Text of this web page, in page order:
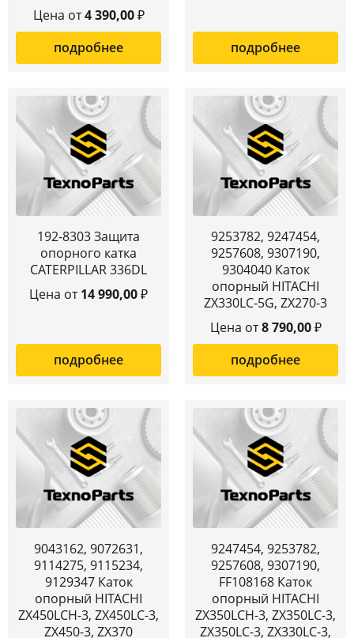
Цена от4 390,00₽
подробнее
подробнее
192-8303 Защита
опорного катка
CATERPILLAR 336DL
Цена от14 990,00₽
подробнее
9253782, 9247454,
9257608, 9307190,
9304040 Каток
опорный HITACHI
ZX330LC-5G, ZX270-3
Цена от8 790,00₽
подробнее
9043162, 9072631,
9114275, 9115234,
9129347 Каток
опорный HITACHI
ZX450LCH-3, ZX450LC-3,
ZX450-3, ZX370
9247454, 9253782,
9257608, 9307190,
FF108168 Каток
опорный HITACHI
ZX350LCH-3, ZX350LC-3,
ZX350LC-3, ZX330LC-3,